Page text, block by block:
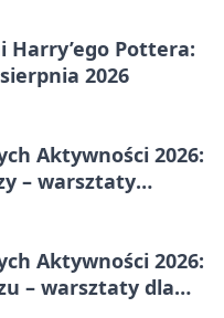
Harry’ego Pottera:
2026
Aktywności 2026:
– warsztaty
Aktywności 2026:
– warsztaty dla